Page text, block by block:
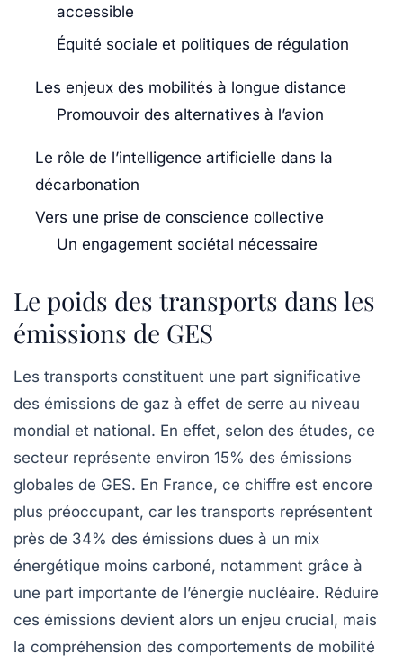
accessible
Équité sociale et politiques de régulation
Les enjeux des mobilités à longue distance
Promouvoir des alternatives à l’avion
Le rôle de l’intelligence artificielle dans la
décarbonation
Vers une prise de conscience collective
Un engagement sociétal nécessaire
Le poids des transports dans les
émissions de GES
Les transports constituent une part significative
des émissions de gaz à effet de serre au niveau
mondial et national. En effet, selon des études, ce
secteur représente environ 15% des émissions
globales de GES. En France, ce chiffre est encore
plus préoccupant, car les transports représentent
près de 34% des émissions dues à un mix
énergétique moins carboné, notamment grâce à
une part importante de l’énergie nucléaire. Réduire
ces émissions devient alors un enjeu crucial, mais
la compréhension des comportements de mobilité